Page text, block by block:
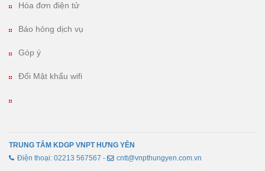
Hóa đơn điện tử
Báo hỏng dịch vụ
Góp ý
Đổi Mật khẩu wifi
TRUNG TÂM KDGP VNPT HƯNG YÊN
Điện thoại: 02213 567567 -
cntt@vnpthungyen.com.vn